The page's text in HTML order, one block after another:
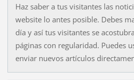
Haz saber a tus visitantes las
website lo antes posible. Debes
día y así tus visitantes se
páginas con regularidad. Puedes
enviar nuevos artículos